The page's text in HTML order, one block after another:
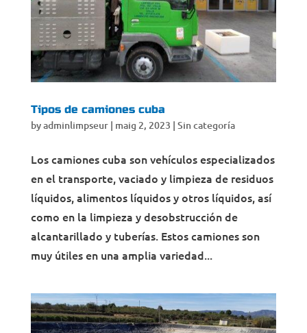
Tipos de camiones cuba
byadminlimpseur| maig 2, 2023 | Sin categoría
Los camiones cuba son vehículos especializados
en el transporte, vaciado y limpieza de residuos
líquidos, alimentos líquidos y otros líquidos, así
como en la limpieza y desobstrucción de
alcantarillado y tuberías. Estos camiones son
muy útiles en una amplia variedad...